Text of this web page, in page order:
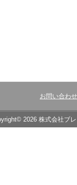
お問い合わせ
2026 株式会社ブ